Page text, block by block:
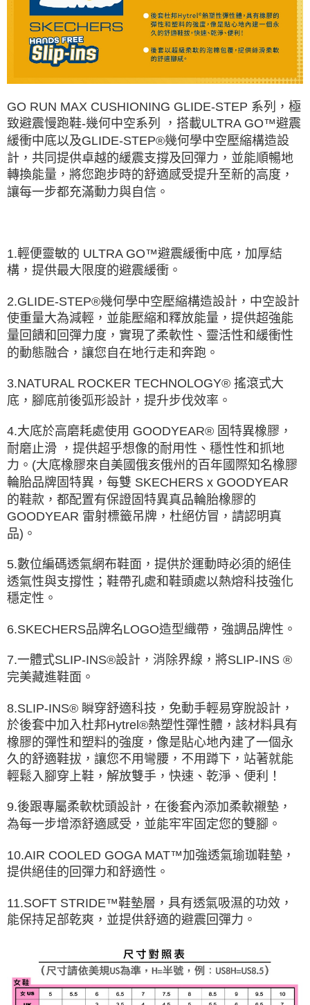
GO RUN MAX CUSHIONING GLIDE-STEP 系列，極
致避震慢跑鞋-幾何中空系列 ，搭載ULTRA GO™避震
緩衝中底以及GLIDE-STEP®幾何學中空壓縮構造設
計，共同提供卓越的緩震支撐及回彈力，並能順暢地
轉換能量，將您跑步時的舒適感受提升至新的高度，
讓每一步都充滿動力與自信。
1.輕便靈敏的 ULTRA GO™避震緩衝中底，加厚結
構，提供最大限度的避震緩衝。
2.GLIDE-STEP®幾何學中空壓縮構造設計，中空設計
使重量大為減輕，並能壓縮和釋放能量，提供超強能
量回饋和回彈力度，實現了柔軟性、靈活性和緩衝性
的動態融合，讓您自在地行走和奔跑。
3.NATURAL ROCKER TECHNOLOGY® 搖滾式大
底，腳底前後弧形設計，提升步伐效率。
4.大底於高磨耗處使用 GOODYEAR® 固特異橡膠，
耐磨止滑 ，提供超乎想像的耐用性、穩性性和抓地
力。(大底橡膠來自美國俄亥俄州的百年國際知名橡膠
輪胎品牌固特異，每雙 SKECHERS x GOODYEAR
的鞋款，都配置有保證固特異真品輪胎橡膠的
GOODYEAR 雷射標籤吊牌，杜絕仿冒，請認明真
品)。
5.數位編碼透氣網布鞋面，提供於運動時必須的絕佳
透氣性與支撐性；鞋帶孔處和鞋頭處以熱熔科技強化
穩定性。
6.SKECHERS品牌名LOGO造型織帶，強調品牌性。
7.一體式SLIP-INS®設計，消除界線，將SLIP-INS ®
完美藏進鞋面。
8.SLIP-INS® 瞬穿舒適科技，免動手輕易穿脫設計，
於後套中加入杜邦Hytrel®熱塑性彈性體，該材料具有
橡膠的彈性和塑料的強度，像是貼心地內建了一個永
久的舒適鞋拔，讓您不用彎腰，不用蹲下，站著就能
輕鬆入腳穿上鞋，解放雙手，快速、乾淨、便利！
9.後跟專屬柔軟枕頭設計，在後套內添加柔軟襯墊，
為每一步增添舒適感受，並能牢牢固定您的雙腳。
10.AIR COOLED GOGA MAT™加強透氣瑜珈鞋墊，
提供絕佳的回彈力和舒適性。
11.SOFT STRIDE™鞋墊層，具有透氣吸濕的功效，
能保持足部乾爽，並提供舒適的避震回彈力。